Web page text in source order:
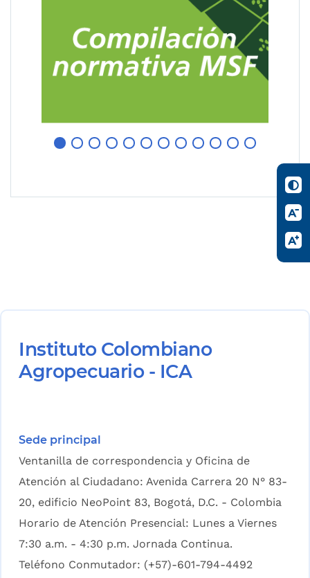
Instituto Colombiano
Agropecuario - ICA
Sede principal
Ventanilla de correspondencia y Oficina de
Atención al Ciudadano: Avenida Carrera 20 N° 83-
20, edificio NeoPoint 83, Bogotá, D.C. - Colombia
Horario de Atención Presencial: Lunes a Viernes
7:30 a.m. - 4:30 p.m. Jornada Continua.
Teléfono Conmutador: (+57)-601-794-4492